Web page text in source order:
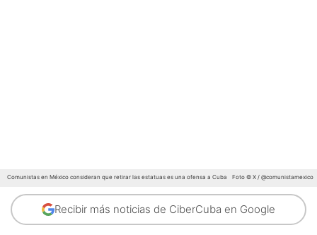
Comunistas en México consideran que retirar las estatuas es una ofensa a Cuba Foto © X / @comunistamexico
Recibir más noticias de CiberCuba en Google